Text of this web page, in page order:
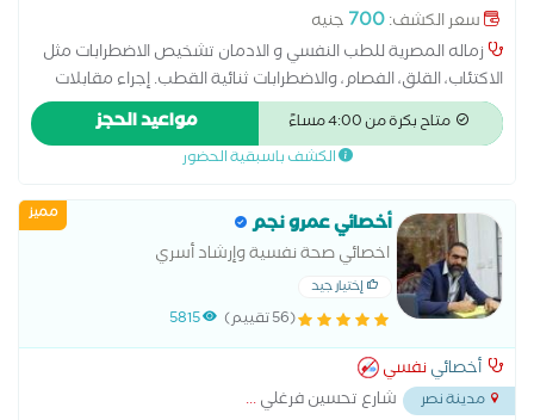
سعر الكشف:700 جنيه
زماله المصرية للطب النفسي و الادمان تشخيص الاضطرابات مثل
الاكتئاب، القلق، الفصام، والاضطرابات ثنائية القطب. إجراء مقابلات
نفسية واستخدام مقاييس تقييم متخصصة. التمييز بين الحالات
النفسية والحالات العضوية ذات الأعراض المشابهة
متاح بكرة من 4:00 مساءً مواعيد الحجز
الكشف باسبقية الحضور
مميز أخصائي عمرو نجم
اخصائي صحة نفسية وإرشاد أسري
إختيار جيد
(56 تقييم) 5815
أخصائينفسي
مدينة نصر شارع تحسين فرغلي...